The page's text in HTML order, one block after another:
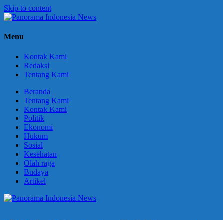
Skip to content
Panorama
Berani
Menu
Kontak Kami
Redaksi
Tentang Kami
Beranda
Tentang Kami
Kontak Kami
Politik
Ekonomi
Hukum
Sosial
Kesehatan
Olah raga
Budaya
Artikel